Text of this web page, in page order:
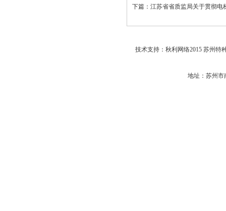
下篇： 江苏省省质监局关于贯彻电
技术支持：秋利网络2015 苏州特
地址：苏州市